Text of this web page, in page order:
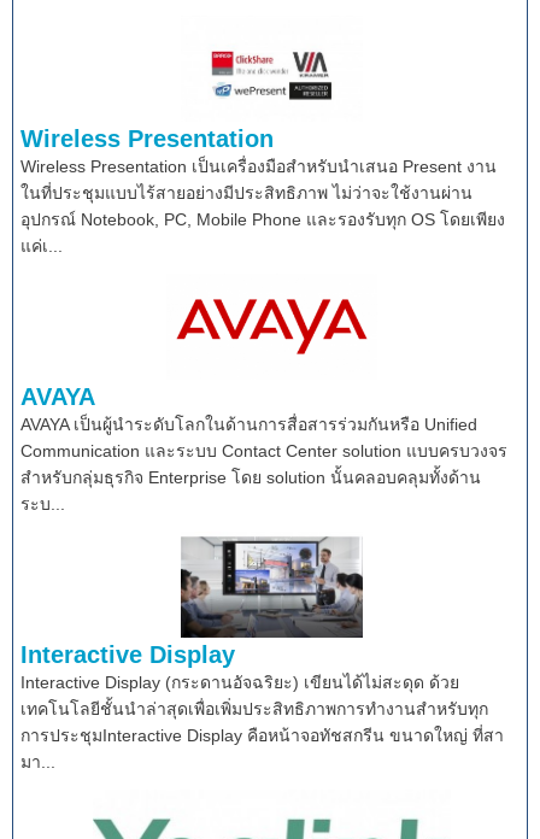
Wireless Presentation
Wireless Presentation เป็นเครื่องมือสำหรับนำเสนอ Present งาน
ในที่ประชุมแบบไร้สายอย่างมีประสิทธิภาพ ไม่ว่าจะใช้งานผ่าน
อุปกรณ์ Notebook, PC, Mobile Phone และรองรับทุก OS โดยเพียง
แค่เ...
AVAYA
AVAYA เป็นผู้นำระดับโลกในด้านการสื่อสารร่วมกันหรือ Unified
Communication และระบบ Contact Center solution แบบครบวงจร
สำหรับกลุ่มธุรกิจ Enterprise โดย solution นั้นคลอบคลุมทั้งด้าน
ระบ...
Interactive Display
Interactive Display (กระดานอัจฉริยะ) เขียนได้ไม่สะดุด ด้วย
เทคโนโลยีชั้นนำล่าสุดเพื่อเพิ่มประสิทธิภาพการทำงานสำหรับทุก
การประชุมInteractive Display คือหน้าจอทัชสกรีน ขนาดใหญ่ ที่สา
มา...